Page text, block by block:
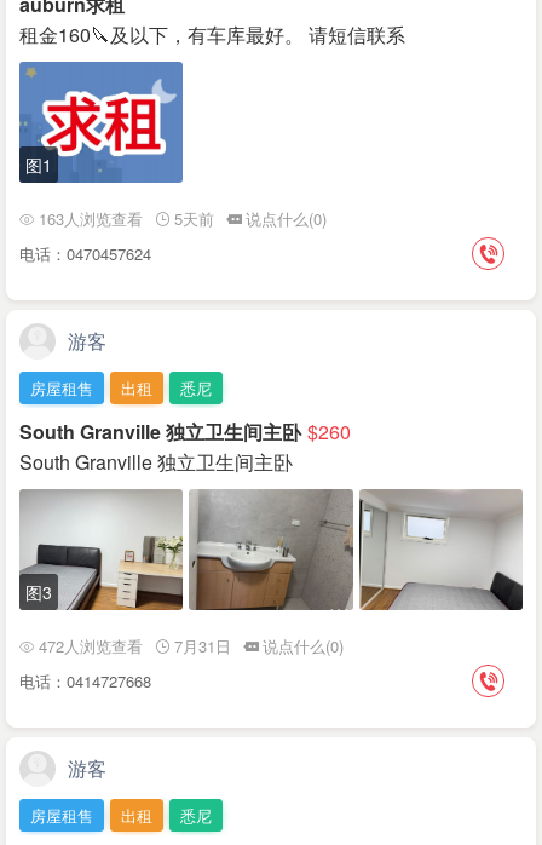
租金160🔪及以下，有车库最好。 请短信联系
图1
163人浏览查看 5天前
说点什么(0)
电话：0470457624
游客
房屋租售 出租 悉尼
South Granville 独立卫生间主卧 $260
South Granville 独立卫生间主卧
图3
472人浏览查看 7月31日
说点什么(0)
电话：0414727668
游客
房屋租售 出租 悉尼